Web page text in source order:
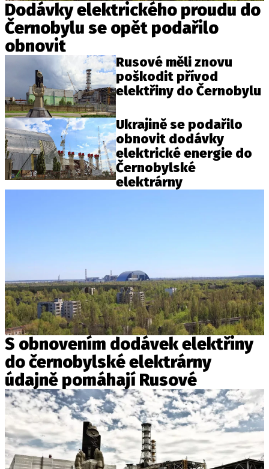
Dodávky elektrického proudu do
Černobylu se opět podařilo
obnovit
Rusové měli znovu
poškodit přívod
elektřiny do Černobylu
Ukrajině se podařilo
obnovit dodávky
elektrické energie do
Černobylské
elektrárny
S obnovením dodávek elektřiny
do černobylské elektrárny
údajně pomáhají Rusové